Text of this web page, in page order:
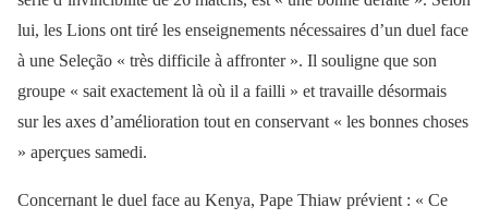
lui, les Lions ont tiré les enseignements nécessaires d’un duel face
à une Seleção « très difficile à affronter ». Il souligne que son
groupe « sait exactement là où il a failli » et travaille désormais
sur les axes d’amélioration tout en conservant « les bonnes choses
» aperçues samedi.
Concernant le duel face au Kenya, Pape Thiaw prévient : « Ce